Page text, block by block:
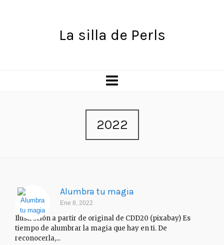
La silla de Perls
2022
Alumbra tu magia
Ene 8, 2022
Ilustración a partir de original de CDD20 (pixabay) Es
tiempo de alumbrar la magia que hay en ti. De
reconocerla,...